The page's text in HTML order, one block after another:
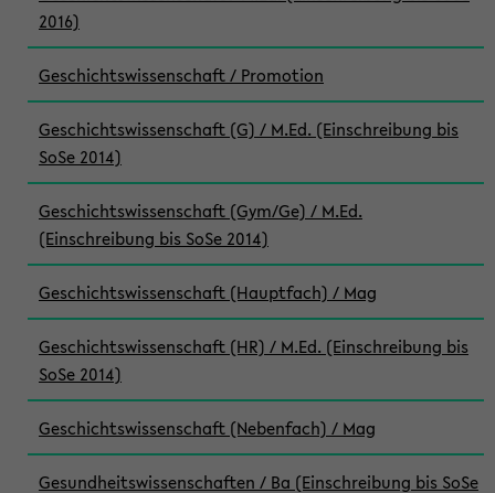
2016)
Geschichtswissenschaft / Promotion
Geschichtswissenschaft (G) / M.Ed. (Einschreibung bis
SoSe 2014)
Geschichtswissenschaft (Gym/Ge) / M.Ed.
(Einschreibung bis SoSe 2014)
Geschichtswissenschaft (Hauptfach) / Mag
Geschichtswissenschaft (HR) / M.Ed. (Einschreibung bis
SoSe 2014)
Geschichtswissenschaft (Nebenfach) / Mag
Gesundheitswissenschaften / Ba (Einschreibung bis SoSe